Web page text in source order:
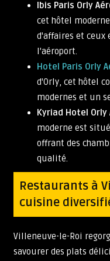
Ibis Paris Orly
cet hôtel
d'affaires et ceux
l'aéroport.
Hotel Paris Orly
d'Orly, cet hôtel
modernes et un
Kyriad Hotel
moderne est
offrant des
qualité.
Restaurants à
cuisine
Villeneuve-le-Roi
savourer des plats